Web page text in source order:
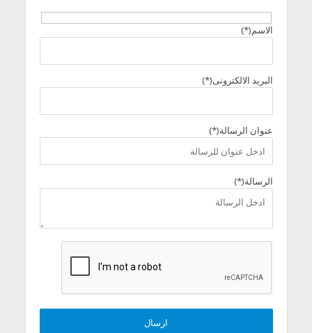
الاسم(*)
البريد الالكترونى(*)
عنوان الرسالة(*)
الرسالة(*)